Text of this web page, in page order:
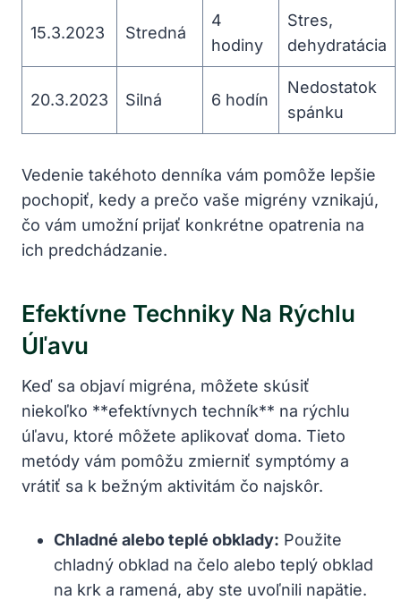
15.3.2023 Stredná
4
hodiny
Stres,
dehydratácia
20.3.2023 Silná 6 hodín
Nedostatok
spánku
Vedenie takéhoto denníka vám pomôže lepšie
pochopiť, kedy ​a prečo vaše migrény vznikajú,
čo vám⁢ umožní prijať konkrétne opatrenia na‌
ich predchádzanie.
Efektívne Techniky Na⁣ Rýchlu
Úľavu
Keď sa objaví migréna, môžete skúsiť
niekoľko **efektívnych techník**‌ na rýchlu
úľavu, ktoré môžete aplikovať doma. Tieto
metódy vám ​pomôžu zmierniť symptómy a
vrátiť sa k bežným aktivitám čo najskôr.
Chladné alebo teplé obklady: Použite
‌chladný obklad na čelo alebo teplý obklad
na krk a ramená, aby ste uvoľnili napätie.